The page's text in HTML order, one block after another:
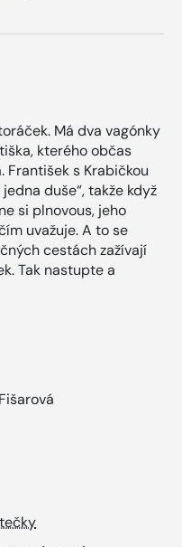
Má dva vagónky
kterého občas
František s Krabičkou
duše“, takže když
si plnovous, jeho
uvažuje. A to se
cestách zažívají
Tak nastupte a